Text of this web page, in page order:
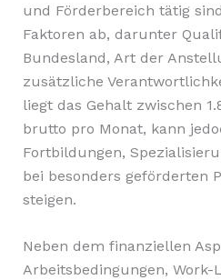
und Förderbereich tätig
Faktoren ab, darunter
Bundesland, Art der
zusätzliche
liegt das Gehalt zwischen
brutto pro Monat, kann
Fortbildungen,
bei besonders geförderten
steigen.
Neben dem finanziellen
Arbeitsbedingungen, Work-